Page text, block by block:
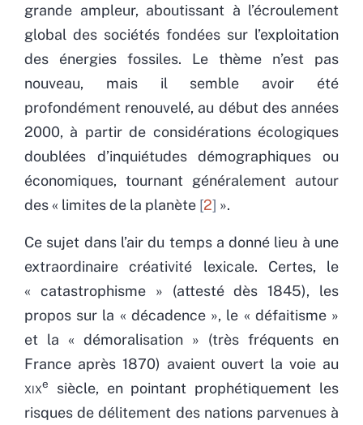
grande ampleur, aboutissant à l’écroulement
global des sociétés fondées sur l’exploitation
des énergies fossiles. Le thème n’est pas
nouveau, mais il semble avoir été
profondément renouvelé, au début des années
2000, à partir de considérations écologiques
doublées d’inquiétudes démographiques ou
économiques, tournant généralement autour
des « limites de la planète 2 ».
Ce sujet dans l’air du temps a donné lieu à une
extraordinaire créativité lexicale. Certes, le
« catastrophisme » (attesté dès 1845), les
propos sur la « décadence », le « défaitisme »
et la « démoralisation » (très fréquents en
France après 1870) avaient ouvert la voie au
xixe
siècle, en pointant prophétiquement les
risques de délitement des nations parvenues à